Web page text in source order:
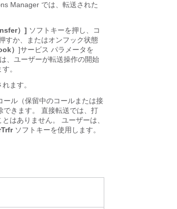
Manager では、転送された
）] ソフトキーを押し、コ
すか、またはオンフック状態
） ]サービス パラメータを
、ユーザーが転送操作の開始
。
ます。
ール（保留中のコールまたは接
できます。 直接転送では、打
はありません。 ユーザーは、
ソフトキーを使用します。